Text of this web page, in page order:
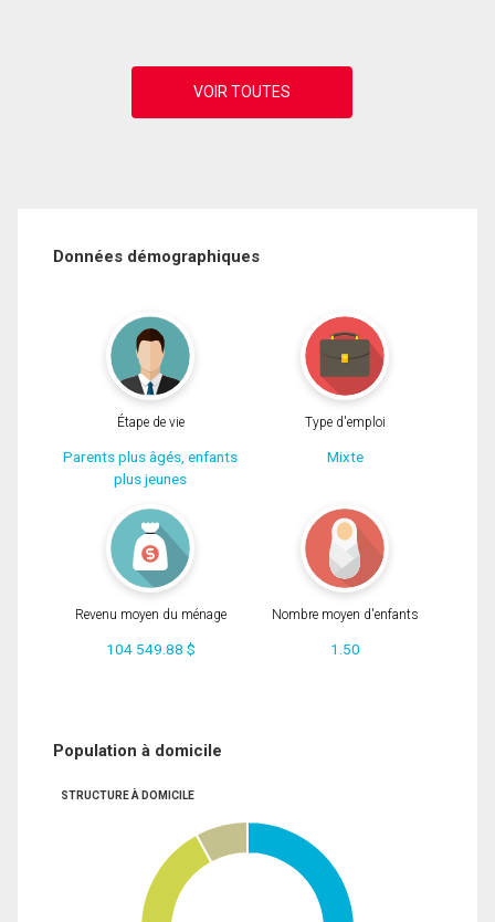
Données démographiques
Étape de vie
Parents plus âgés, enfants
plus jeunes
Type d'emploi
Mixte
Revenu moyen du ménage
104 549.88 $
Nombre moyen d'enfants
1.50
Population à domicile
STRUCTURE À DOMICILE